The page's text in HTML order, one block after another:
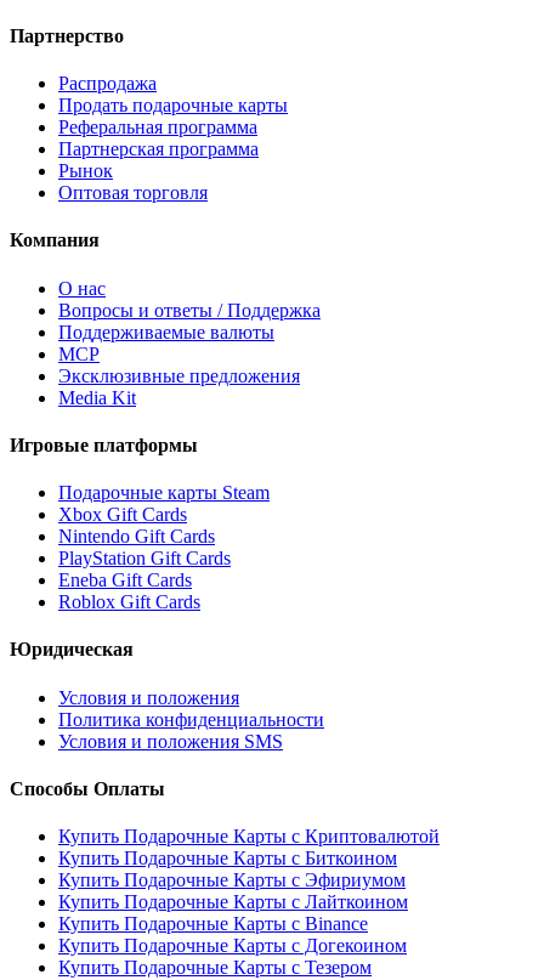
Партнерство
Распродажа
Продать подарочные карты
Реферальная программа
Партнерская программа
Рынок
Оптовая торговля
Компания
О нас
Вопросы и ответы / Поддержка
Поддерживаемые валюты
MCP
Эксклюзивные предложения
Media Kit
Игровые платформы
Подарочные карты Steam
Xbox Gift Cards
Nintendo Gift Cards
PlayStation Gift Cards
Eneba Gift Cards
Roblox Gift Cards
Юридическая
Условия и положения
Политика конфиденциальности
Условия и положения SMS
Способы Оплаты
Купить Подарочные Карты с Криптовалютой
Купить Подарочные Карты с Биткоином
Купить Подарочные Карты с Эфириумом
Купить Подарочные Карты с Лайткоином
Купить Подарочные Карты с Binance
Купить Подарочные Карты с Догекоином
Купить Подарочные Карты с Тезером